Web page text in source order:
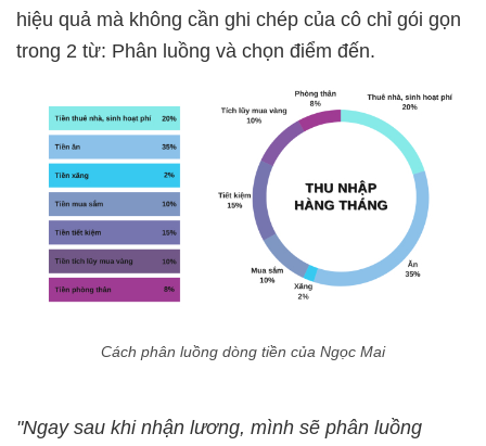
hiệu quả mà không cần ghi chép của cô chỉ gói gọn
trong 2 từ: Phân luồng và chọn điểm đến.
Cách phân luồng dòng tiền của Ngọc Mai
"Ngay sau khi nhận lương, mình sẽ phân luồng